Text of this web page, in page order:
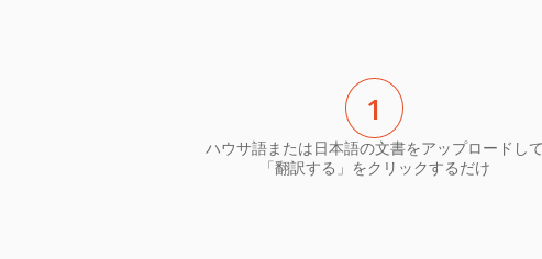
1
ハウサ語または日本語の文書をアップロードして
「翻訳する」をクリックするだけ